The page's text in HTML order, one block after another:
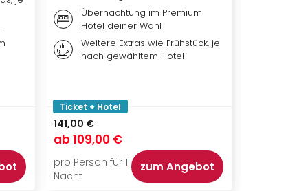
Übernachtung im Premium
Hotel deiner Wahl
Weitere Extras wie Frühstück, je
nach gewähltem Hotel
Ticket + Hotel
141,00 €
ab 109,00 €
pro Person für 1
Nacht
zum Angebot